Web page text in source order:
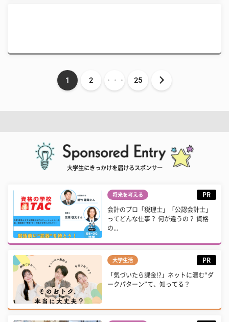
1 2 ・・・ 25
大学生にきっかけを届けるスポンサー
将来を考える PR
会計のプロ「税理士」「公認会計士」
ってどんな仕事？ 何が違うの？ 資格
の...
大学生活 PR
「気づいたら課金!?」ネットに潜む“ダ
ークパターン”て、知ってる？